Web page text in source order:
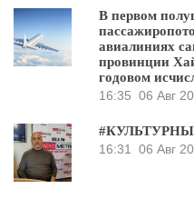
В первом
авиалиниях
провинции
годовом
16:35 06 Авг
16:31 06 Авг